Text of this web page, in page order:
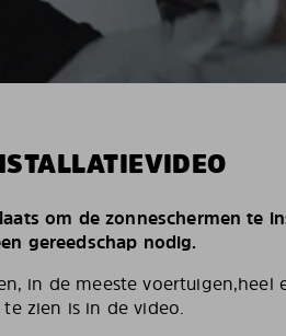
om de zonneschermen te
gereedschap nodig.
in de meeste voertuigen,heel
zien is in de video.